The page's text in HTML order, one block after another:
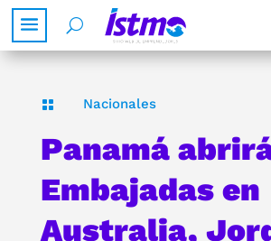
 Nacionales
Panamá
Embajadas en
Australia,